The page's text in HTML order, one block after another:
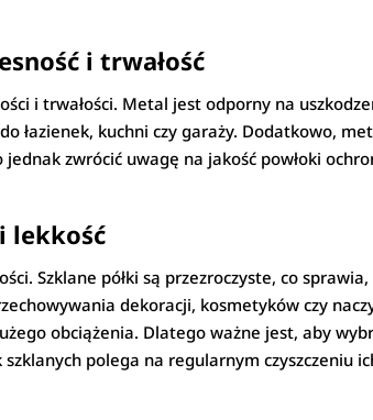
i trwałość
i trwałości. Metal jest odporny na
łazienek, kuchni czy garaży. Dodatkowo,
zwrócić uwagę na jakość powłoki
lekkość
Szklane półki są przezroczyste, co
dekoracji, kosmetyków czy
obciążenia. Dlatego ważne jest, aby
polega na regularnym czyszczeniu